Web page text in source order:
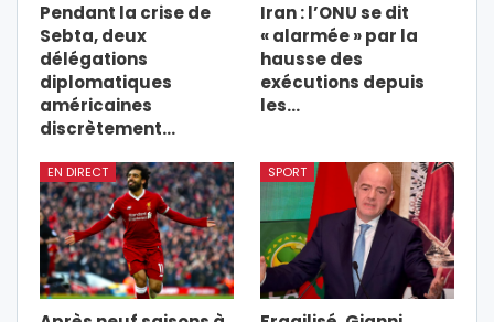
Pendant la crise de
Sebta, deux
délégations
diplomatiques
américaines
discrètement…
Iran : l’ONU se dit
« alarmée » par la
hausse des
exécutions depuis
les…
EN DIRECT SPORT